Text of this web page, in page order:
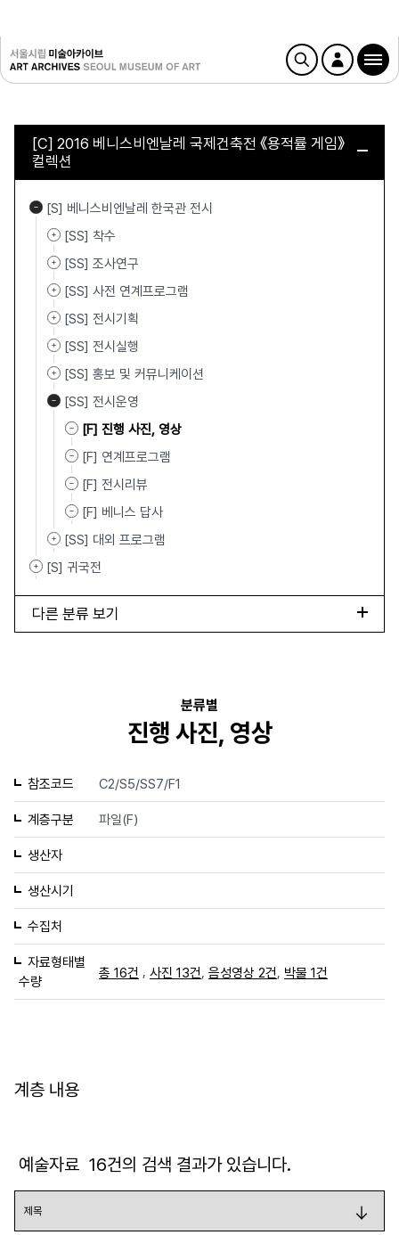
[C] 2016 베니스비엔날레 국제건축전 《용적률 게임》
컬렉션
[S] 베니스비엔날레 한국관 전시
[SS] 착수
[SS] 조사연구
[SS] 사전 연계프로그램
[SS] 전시기획
[SS] 전시실행
[SS] 홍보 및 커뮤니케이션
[SS] 전시운영
[F] 진행 사진, 영상
[F] 연계프로그램
[F] 전시리뷰
[F] 베니스 답사
[SS] 대외 프로그램
[S] 귀국전
다른 분류 보기
분류별
진행 사진, 영상
참조코드 C2/S5/SS7/F1
계층구분 파일(F)
생산자
생산시기
수집처
자료형태별
수량
총 16건 , 사진 13건 음성영상 2건 박물 1건
계층 내용
예술자료 16건의 검색 결과가 있습니다.